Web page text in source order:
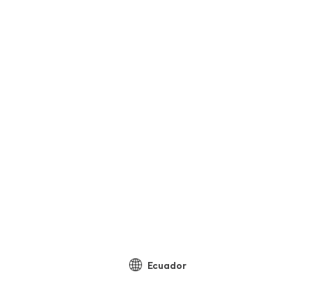
Ecuador